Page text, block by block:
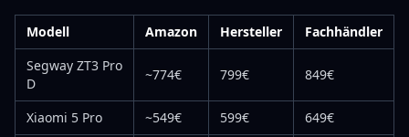
Modell Amazon Hersteller
Fachhändler
Segway ZT3 Pro
D
~774€ 799€ 849€
Xiaomi 5 Pro ~549€ 599€
649€